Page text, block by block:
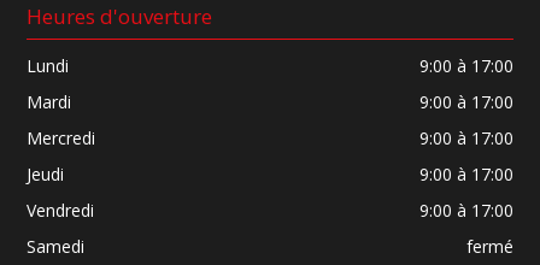
Heures d'ouverture
Lundi
9:00 à 17:00
Mardi
9:00 à 17:00
Mercredi
9:00 à 17:00
Jeudi
9:00 à 17:00
Vendredi
9:00 à 17:00
Samedi
fermé